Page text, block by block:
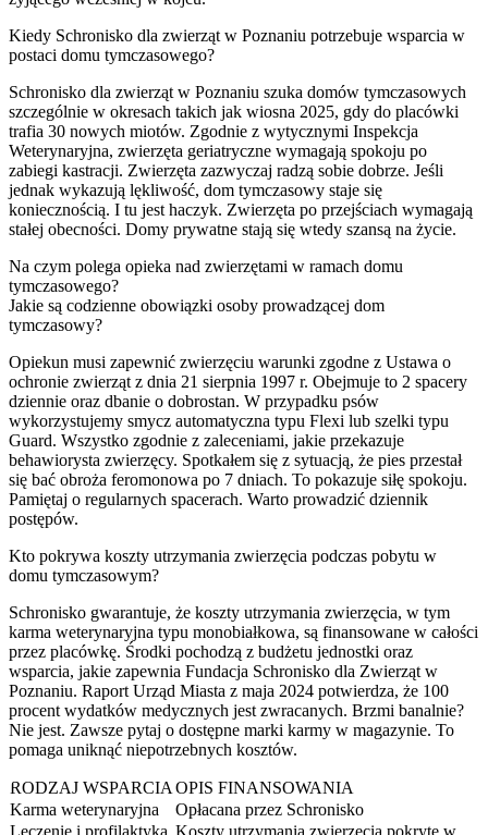
Kiedy Schronisko dla zwierząt w Poznaniu potrzebuje wsparcia w
postaci domu tymczasowego?
Schronisko dla zwierząt w Poznaniu szuka domów tymczasowych
szczególnie w okresach takich jak wiosna 2025, gdy do placówki
trafia 30 nowych miotów. Zgodnie z wytycznymi Inspekcja
Weterynaryjna, zwierzęta geriatryczne wymagają spokoju po
zabiegi kastracji. Zwierzęta zazwyczaj radzą sobie dobrze. Jeśli
jednak wykazują lękliwość, dom tymczasowy staje się
koniecznością. I tu jest haczyk. Zwierzęta po przejściach wymagają
stałej obecności. Domy prywatne stają się wtedy szansą na życie.
Na czym polega opieka nad zwierzętami w ramach domu
tymczasowego?
Jakie są codzienne obowiązki osoby prowadzącej dom
tymczasowy?
Opiekun musi zapewnić zwierzęciu warunki zgodne z Ustawa o
ochronie zwierząt z dnia 21 sierpnia 1997 r. Obejmuje to 2 spacery
dziennie oraz dbanie o dobrostan. W przypadku psów
wykorzystujemy smycz automatyczna typu Flexi lub szelki typu
Guard. Wszystko zgodnie z zaleceniami, jakie przekazuje
behawiorysta zwierzęcy. Spotkałem się z sytuacją, że pies przestał
się bać obroża feromonowa po 7 dniach. To pokazuje siłę spokoju.
Pamiętaj o regularnych spacerach. Warto prowadzić dziennik
postępów.
Kto pokrywa koszty utrzymania zwierzęcia podczas pobytu w
domu tymczasowym?
Schronisko gwarantuje, że koszty utrzymania zwierzęcia, w tym
karma weterynaryjna typu monobiałkowa, są finansowane w całości
przez placówkę. Środki pochodzą z budżetu jednostki oraz
wsparcia, jakie zapewnia Fundacja Schronisko dla Zwierząt w
Poznaniu. Raport Urząd Miasta z maja 2024 potwierdza, że 100
procent wydatków medycznych jest zwracanych. Brzmi banalnie?
Nie jest. Zawsze pytaj o dostępne marki karmy w magazynie. To
pomaga uniknąć niepotrzebnych kosztów.
RODZAJ WSPARCIA OPIS FINANSOWANIA
Karma weterynaryjna
Opłacana przez Schronisko
Leczenie i profilaktyka Koszty utrzymania zwierzęcia pokryte w